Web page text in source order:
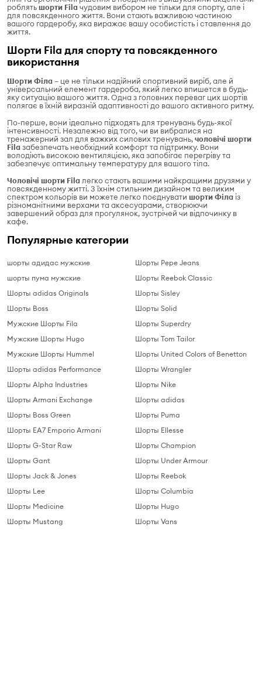
роблятьшорти Filaчудовим вибором не тільки для спорту, але і
для повсякденного життя. Вони стають важливою частиною
вашого гардеробу, яка виражає вашу особистість і ставлення до
життя.
Шорти Fila для спорту та повсякденного
використання
Шорти Філа– це не тільки надійний спортивний виріб, але й
універсальний елемент гардероба, який легко впишется в будь-
яку ситуацію вашого життя. Одна з головних переваг цих шортів
полягає в їхній виразній адаптивності до вашого активного ритму.
По-перше, вони ідеально підходять для тренувань будь-якої
інтенсивності. Незалежно від того, чи ви вибралися на
тренажерний зал для важких силових тренувань,чоловічі шорти
Filaзабезпечать необхідний комфорт та підтримку. Вони
володіють високою вентиляцією, яка запобігає перегріву та
забезпечує оптимальну температуру для вашого тіла.
Чоловічі шорти Fila легко стають вашими найкращими друзями у
повсякденному житті. З їхнім стильним дизайном та великим
спектром кольорів ви можете легко поєднувати шорти Філа із
різноманітними верхами та аксесуарами, створюючи
завершений образ для прогулянок, зустрічей чи відпочинку в
кафе.
Популярные категории
шорты адидас мужские
шорты пума мужские
Шорты adidas Originals
Шорты Boss
Мужские Шорты Fila
Мужские Шорты Hugo
Мужские Шорты Hummel
Шорты adidas Performance
Шорты Alpha Industries
Шорты Armani Exchange
Шорты Boss Green
Шорты EA7 Emporio Armani
Шорты G-Star Raw
Шорты Gant
Шорты Jack & Jones
Шорты Lee
Шорты Medicine
Шорты Mustang
Шорты Pepe Jeans
Шорты Reebok Classic
Шорты Sisley
Шорты Solid
Шорты Superdry
Шорты Tom Tailor
Шорты United Colors of Benetton
Шорты Wrangler
Шорты Nike
Шорты adidas
Шорты Puma
Шорты Ellesse
Шорты Champion
Шорты Under Armour
Шорты Reebok
Шорты Columbia
Шорты Hugo
Шорты Vans